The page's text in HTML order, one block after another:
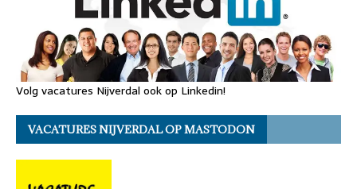
Volg vacatures Nijverdal ook op Linkedin!
VACATURES NIJVERDAL OP MASTODON